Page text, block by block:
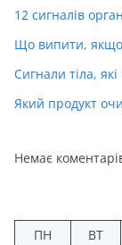
12 сигналів
Що випити, якщо
Сигнали тіла,
Який продукт
Немає
ПН
ВТ